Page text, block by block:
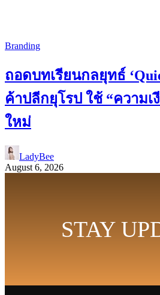
Branding
ถอดบทเรียนกลยุทธ์
ค้าปลีกยุโรป ใช้ “ความเ
ใหม่
LadyBee
August 6, 2026
STAY